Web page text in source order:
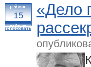
15
голосовать
«Дело